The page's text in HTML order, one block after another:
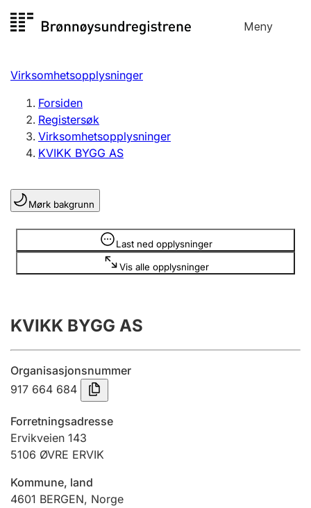
til
Meny
Registersøk
Aksjeselskap
Enkeltpersonforetak
Registrere, endre, slette
Lag og forening
Registrere, endre, slette
Innsending og forsinkelsesgebyr
Tinglysing
Jeger
Virksomhetsopplysninger
Forsiden
Registersøk
Virksomhetsopplysninger
KVIKK BYGG AS
Mørk bakgrunn
Last ned opplysninger
Vis alle opplysninger
Opplysninger er skjult
KVIKK BYGG AS
Organisasjonsnummer
917 664 684
Forretningsadresse
Ervikveien 143
5106 ØVRE ERVIK
Kommune, land
4601 BERGEN, Norge